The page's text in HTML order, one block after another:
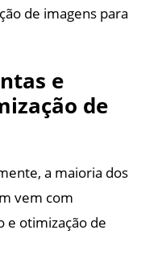
de imagens para
e
de
a maioria dos
vem com
e otimização de